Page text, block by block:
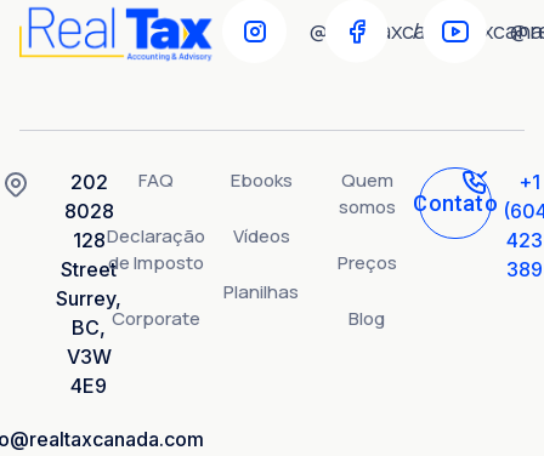
@realtaxcanada
/
202
8028
128
Street
Surrey,
BC,
V3W
4E9
Quem
somos
Preços
Blog
FAQ
Declaração
de Imposto
Corporate
Ebooks
Vídeos
Planilhas
Contato
+1